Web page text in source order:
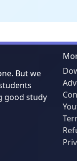
But we
good study